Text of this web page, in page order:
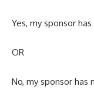
Yes, my sponsor
OR
No, my sponsor